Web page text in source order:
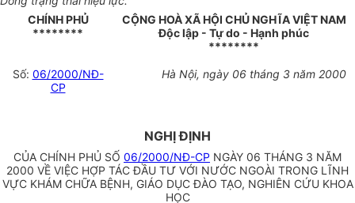
CHÍNH PHỦ
********
CỘNG HOÀ XÃ HỘI CHỦ NGHĨA VIỆT NAM
Độc lập - Tự do - Hạnh phúc
********
Số: 06/2000/NĐ-
CP
Hà Nội, ngày 06 tháng 3 năm 2000
NGHỊ ĐỊNH
CỦA CHÍNH PHỦ SỐ 06/2000/NĐ-CP NGÀY 06 THÁNG 3 NĂM
2000 VỀ VIỆC HỢP TÁC ĐẦU TƯ VỚI NƯỚC NGOÀI TRONG LĨNH
VỰC KHÁM CHỮA BỆNH, GIÁO DỤC ĐÀO TẠO, NGHIÊN CỨU KHOA
HỌC